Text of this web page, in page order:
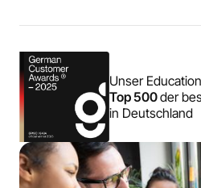
Unser
Top 500der
in Deutschland